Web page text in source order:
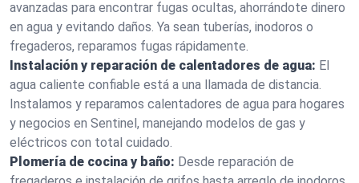
avanzadas para encontrar fugas ocultas, ahorrándote dinero
en agua y evitando daños. Ya sean tuberías, inodoros o
fregaderos, reparamos fugas rápidamente.
Instalación y reparación de calentadores de agua: El
agua caliente confiable está a una llamada de distancia.
Instalamos y reparamos calentadores de agua para hogares
y negocios en Sentinel, manejando modelos de gas y
eléctricos con total cuidado.
Plomería de cocina y baño: Desde reparación de